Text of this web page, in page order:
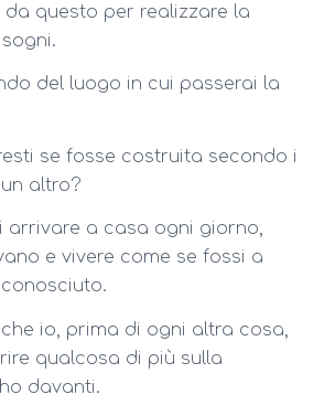
da questo per realizzare la
del luogo in cui passerai la
se fosse costruita secondo i
altro?
arrivare a casa ogni giorno,
e vivere come se fossi a
io, prima di ogni altra cosa,
qualcosa di più sulla
davanti.